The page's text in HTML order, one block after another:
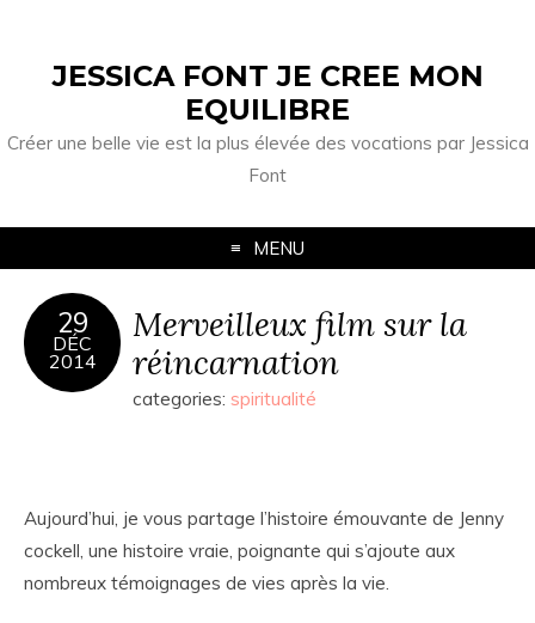
JESSICA FONT JE CREE MON
EQUILIBRE
Créer une belle vie est la plus élevée des vocations par Jessica
Font
MENU
29
DÉC
2014
Merveilleux film sur la
réincarnation
categories: spiritualité
Aujourd’hui, je vous partage l’histoire émouvante de Jenny
cockell, une histoire vraie, poignante qui s’ajoute aux
nombreux témoignages de vies après la vie.